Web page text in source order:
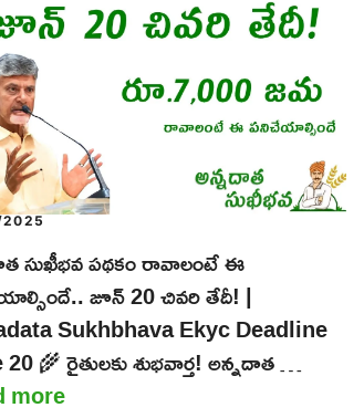
సుఖీభవ పథకం రావాలంటే ఈ
జూన్ 20 చివరి తేదీ! |
Sukhbhava Ekyc Deadline
🌾 రైతులకు శుభవార్త! అన్నదాత …
more